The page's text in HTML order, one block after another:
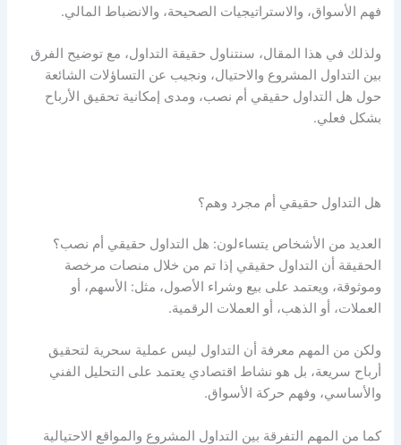
فهم الأسواق، والاستراتيجيات الصحيحة، والانضباط المالي.
ولذلك في هذا المقال، سنتناول حقيقة التداول، مع توضيح الفرق
بين التداول المشروع والاحتيال، ونجيب عن التساؤلات الشائعة
حول هل التداول حقيقي أم نصب، ومدى إمكانية تحقيق الأرباح
بشكل فعلي.
هل التداول حقيقي أم مجرد وهم؟
العديد من الأشخاص يتساءلون: هل التداول حقيقي أم نصب؟
الحقيقة أن التداول حقيقي إذا تم من خلال منصات مرخصة
وموثوقة، ويعتمد على بيع وشراء الأصول، مثل: الأسهم، أو
العملات، أو الذهب، أو العملات الرقمية.
ولكن من المهم معرفة أن التداول ليس عملية سحرية لتحقيق
أرباح سريعة، بل هو نشاط اقتصادي يعتمد على التحليل الفني
والأساسي، وفهم حركة الأسواق.
كما من المهم التفرقة بين التداول المشروع والمواقع الاحتيالية